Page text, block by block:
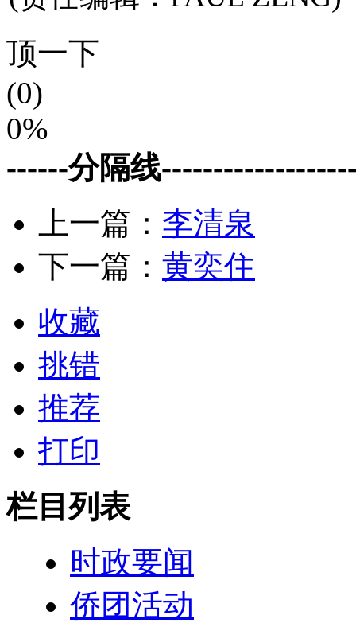
顶一下
(0)
0%
------分隔线
上一篇： 李清泉
下一篇： 黄奕住
收藏
挑错
推荐
打印
栏目列表
时政要闻
侨团活动